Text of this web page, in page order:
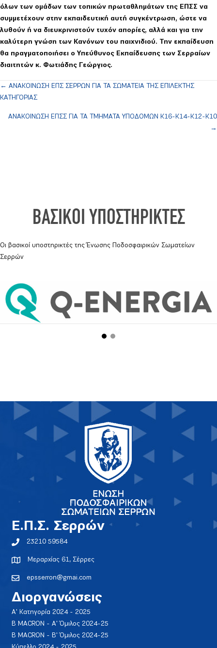
όλων των ομάδων των τοπικών πρωταθλημάτων της ΕΠΣΣ να
συμμετέχουν στην εκπαιδευτική αυτή συγκέντρωση, ώστε να
λυθούν ή να διευκρινιστούν τυχόν απορίες, αλλά και για την
καλύτερη γνώση των Κανόνων του παιχνιδιού. Την εκπαίδευση
θα πραγματοποιήσει ο Υπεύθυνος Εκπαίδευσης των Σερραίων
διαιτητών κ. Φωτιάδης Γεώργιος.
Posts
navigation
← ΑΝΑΚΟΙΝΩΣΗ ΕΠΣ ΣΕΡΡΩΝ ΓΙΑ ΤΑ ΣΩΜΑΤΕΙΑ ΤΗΣ ΕΠΙΛΕΚΤΗΣ
ΚΑΤΗΓΟΡΙΑΣ
ΑΝΑΚΟΙΝΩΣΗ ΕΠΣΣ ΓΙΑ ΤΑ ΤΜΗΜΑΤΑ ΥΠΟΔΟΜΩΝ Κ16-Κ14-Κ12-Κ10
→
ΒΑΣΙΚΟΙ ΥΠΟΣΤΗΡΙΚΤΕΣ
Οι βασικοί υποστηρικτές της Ένωσης Ποδοσφαιρικών Σωματείων
Σερρών
E.Π.Σ. Σερρών
23210 59584
Μεραρχίας 61, Σέρρες
epsserron@gmai.com
Διοργανώσεις
Α' Κατηγορία 2024 - 2025
Β MACRON - Α' Όμιλος 2024-25
Β MACRON - Β' Όμιλος 2024-25